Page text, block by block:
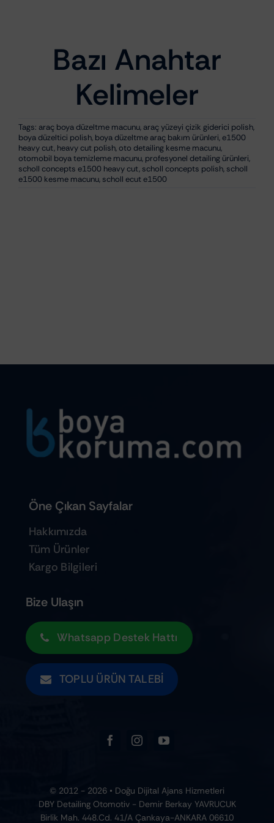
Bazı Anahtar
Kelimeler
Tags: araç boya düzeltme macunu,araç yüzeyi çizik giderici polish
boya düzeltici polish,boya düzeltme araç bakım ürünleri,e1500
heavy cut, heavy cut polish oto detailing kesme macunu,
otomobil boya temizleme macunu ,profesyonel detailing ürünleri
scholl concepts e1500 heavy cut
Hakkımızda
Tüm Ürünler
Bize Ulaşın
Whatsapp Destek Hattı
TOPLU ÜRÜN TALEBI
© 2012 - 2026 • Doğu Dijital Ajans Hizmetleri